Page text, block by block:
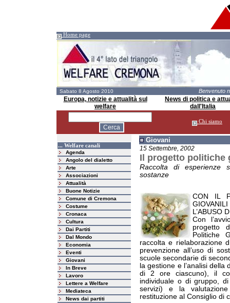
Home page
Sabato 8 Agosto 2010 Benvenuto
Europa, notizie e attualità sul
welfare
News di politica e
dall'Italia
Chi siamo
... Welfare canali
Agenda
Angolo del dialetto
Arte
Associazioni
Attualità
Buone Notizie
Comune di Cremona
Costume
Cronaca
Cultura
Dai Partiti
Dal Mondo
Economia
Eventi
Giovani
In Breve
Lavoro
Lettere a Welfare
Mediateca
News dai partiti
Giovani
15 Settembre, 2002
Il progetto politiche
Raccolta di esperienze
sostanze
CON IL
GIOVANILI
L’ABUSO
Con
progetto
Politiche
raccolta e rielaborazione
prevenzione all’uso di
scuole secondarie di
la gestione e l’analisi
di 2 ore ciascuno), il
individuale o di gruppo,
servizi) e la
restituzione al Consiglio di